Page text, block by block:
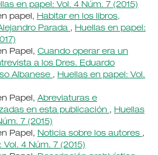
en papel: Vol. 4 Núm. 7 (2015)
papel, Habitar en los libros,
Parada , Huellas en papel:
Papel, Cuando operar era un
a los Dres. Eduardo
Albanese , Huellas en papel: Vol.
Papel, Abreviaturas e
en esta publicación , Huellas
7 (2015)
Papel, Noticia sobre los autores ,
Vol. 4 Núm. 7 (2015)